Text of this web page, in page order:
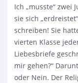
Ich „musste“ zwei
sie sich
schreiben! Sie
vierten Klasse
Liebesbriefe
mir gehen?“
oder Nein. Der